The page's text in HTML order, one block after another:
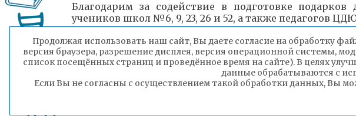
Благодарим за содействие в подготовке
учеников школ №6, 9, 23, 26 и 52, а также педагогов
Продолжая использовать наш сайт, Вы даете согласие на обработку
версия браузера, разрешение дисплея, версия операционной системы,
список посещённых страниц и проведённое время на сайте). В целях
данные обрабатываются с
Если Вы не согласны с осуществлением такой обработки данных, Вы